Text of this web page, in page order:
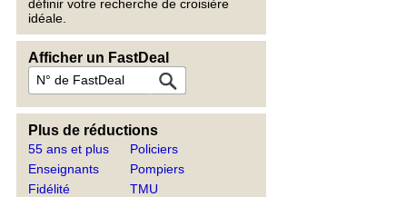
définir votre recherche de croisière
idéale.
Afficher un FastDeal
Plus de réductions
55 ans et plus
Enseignants
Fidélité
Policiers
Pompiers
TMU